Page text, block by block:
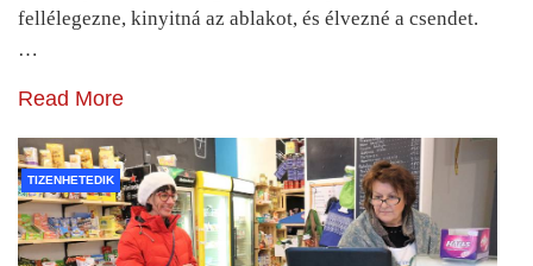
fellélegezne, kinyitná az ablakot, és élvezné a csendet.
…
Read More
TIZENHETEDIK